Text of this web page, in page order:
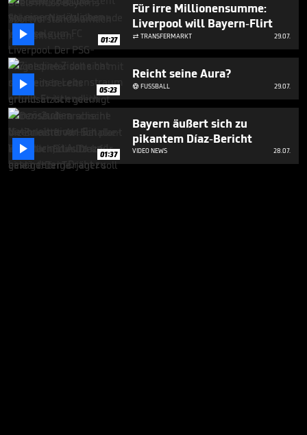
 01:27
Für irre Millionensumme:
Liverpool will Bayern-Flirt
 TRANSFERMARKT 29.07.
 05:23
Reicht seine Aura?
FUSSBALL 29.07.
 01:37
Bayern äußert sich zu
pikantem Díaz-Bericht
VIDEO NEWS 28.07.